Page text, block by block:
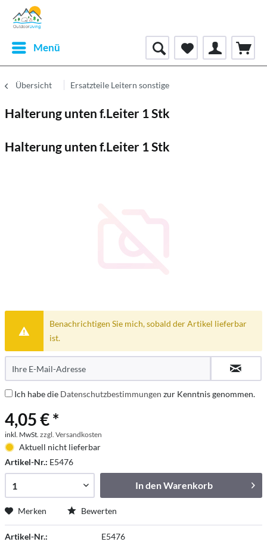
Menü
Übersicht Ersatzteile Leitern sonstige
Halterung unten f.Leiter 1 Stk
Halterung unten f.Leiter 1 Stk
Benachrichtigen Sie mich, sobald der Artikel lieferbar
ist.
Ich habe die Datenschutzbestimmungen zur Kenntnis genommen.
4,05 € *
inkl. MwSt. zzgl. Versandkosten
Aktuell nicht lieferbar
Artikel-Nr.: E5476
In denWarenkorb
Merken Bewerten
Artikel-Nr.: E5476